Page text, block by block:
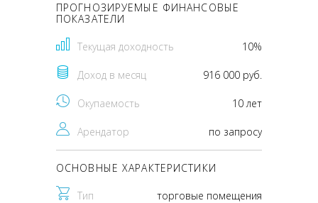
ПРОГНОЗИРУЕМЫЕ ФИНАНСОВЫЕ
ПОКАЗАТЕЛИ
Текущая доходность 10%
Доход в месяц 916 000 руб.
Окупаемость 10 лет
Арендатор по запросу
ОСНОВНЫЕ ХАРАКТЕРИСТИКИ
Тип торговые помещения